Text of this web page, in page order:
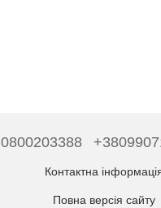
0800203388
Контактна
Повна версія сайту